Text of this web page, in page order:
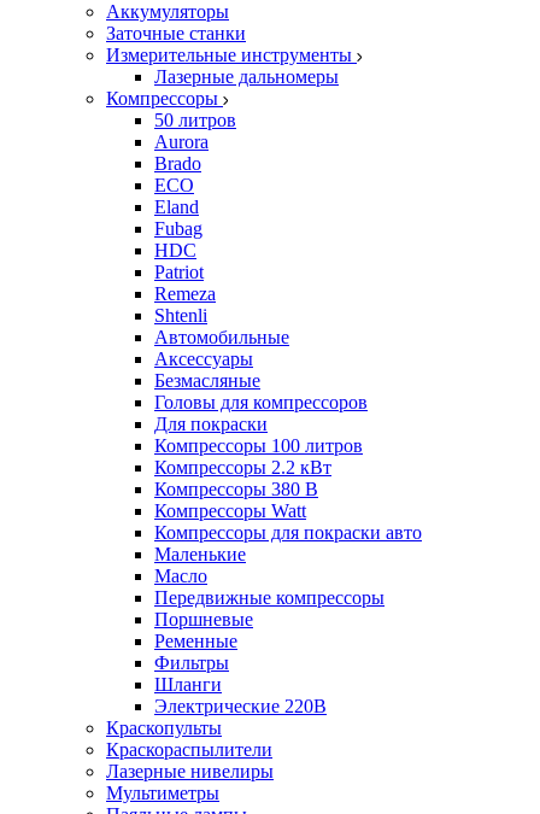
Аккумуляторы
Заточные станки
Измерительные инструменты
Лазерные дальномеры
Компрессоры
50 литров
Aurora
Brado
ECO
Eland
Fubag
HDC
Patriot
Remeza
Shtenli
Автомобильные
Аксессуары
Безмасляные
Головы для компрессоров
Для покраски
Компрессоры 100 литров
Компрессоры 2.2 кВт
Компрессоры 380 В
Компрессоры Watt
Компрессоры для покраски авто
Маленькие
Масло
Передвижные компрессоры
Поршневые
Ременные
Фильтры
Шланги
Электрические 220В
Краскопульты
Краскораспылители
Лазерные нивелиры
Мультиметры